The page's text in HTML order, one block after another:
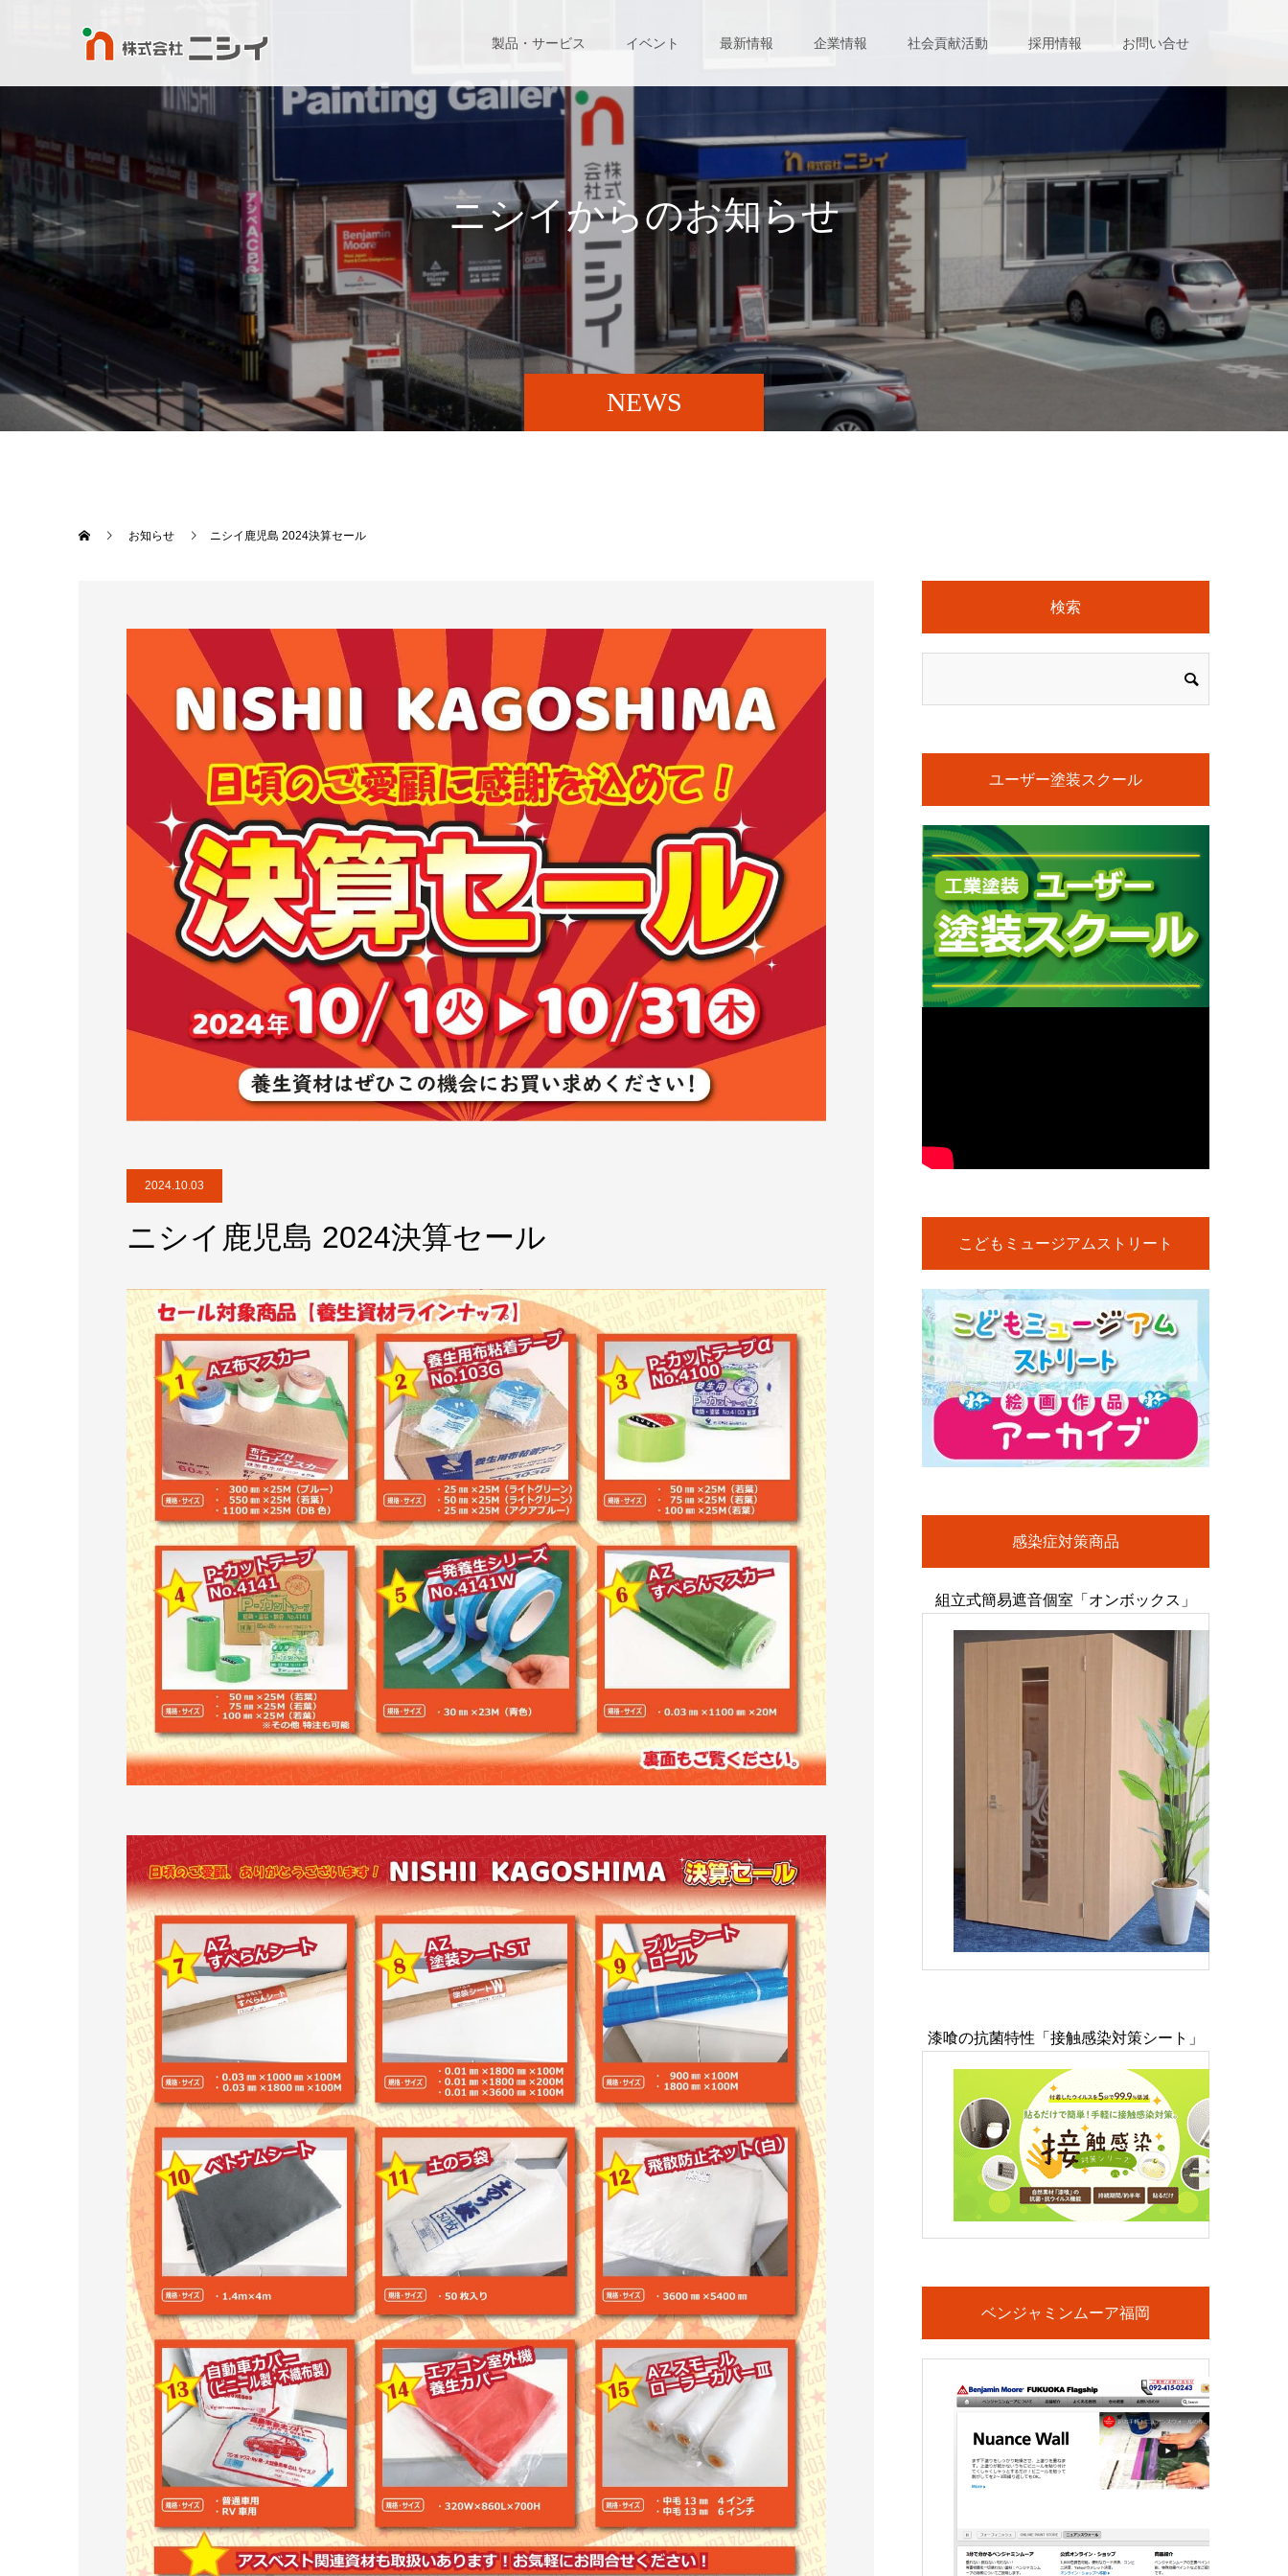
製品・サービス イベント 最新情報 企業情報 社会貢献活動 採用情報 お問い合せ
NEWS
ニシイからのお知らせ
お知らせ ニシイ鹿児島 2024決算セール
2024.10.03
ニシイ鹿児島 2024決算セール
検索
ユーザー塗装スクール
こどもミュージアムストリート
感染症対策商品
組立式簡易遮音個室「オンボックス」
漆喰の抗菌特性「接触感染対策シート」
ベンジャミンムーア福岡